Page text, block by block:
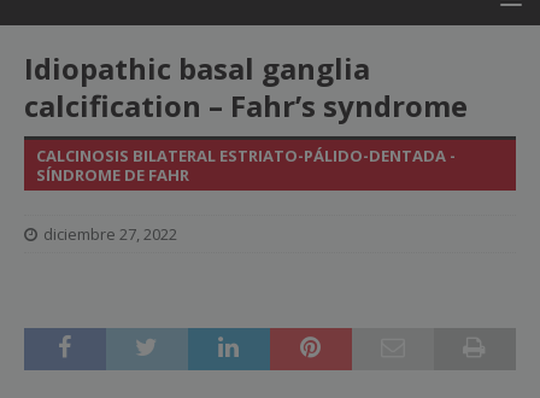
Idiopathic basal ganglia
calcification – Fahr’s syndrome
CALCINOSIS BILATERAL ESTRIATO-PÁLIDO-DENTADA -
SÍNDROME DE FAHR
diciembre 27, 2022